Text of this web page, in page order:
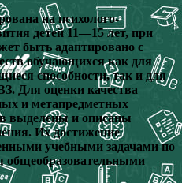
на психолого-
детей 11—15 лет, при
быть адаптировано с
обучающихся как для
способности, так и для
Для оценки качества
и метапредметных
выделены и описаны
Их достижение
учебными задачами по
общеобразовательными